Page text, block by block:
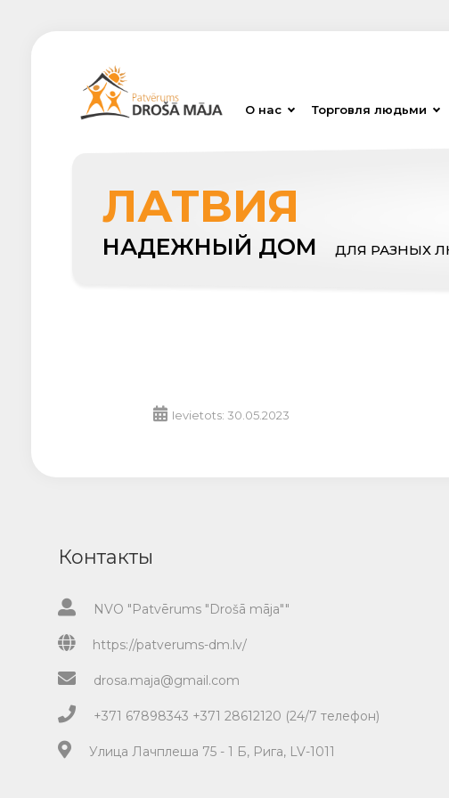
О нас Торговля людьми
ЛАТВИЯ
НАДЕЖНЫЙ ДОМ ДЛЯ РАЗНЫХ
Ievietots: 30.05.2023
Контакты
NVO "Patvērums "Drošā māja""
https://patverums-dm.lv/
drosa.maja@gmail.com
+371 67898343 +371 28612120 (24/7 телефон)
Улица Лачплеша 75 - 1 Б, Рига, LV-1011